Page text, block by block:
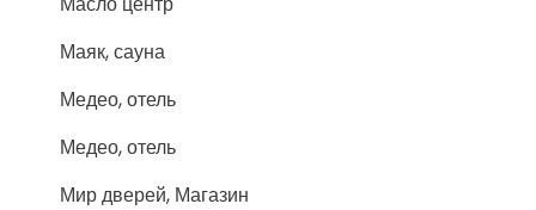
Маяк, сауна
Медео, отель
Медео, отель
Мир дверей, Магазин